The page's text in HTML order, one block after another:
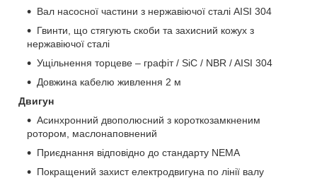
Вал насосної частини з нержавіючої сталі AISI 304
Гвинти, що стягують скоби та захисний кожух з
нержавіючої сталі
Ущільнення торцеве – графіт / SiC / NBR / AISI 304
Довжина кабелю живлення 2 м
Двигун
Асинхронний двополюсний з короткозамкненим
ротором, маслонаповнений
Приєднання відповідно до стандарту NEMA
Покращений захист електродвигуна по лінії валу